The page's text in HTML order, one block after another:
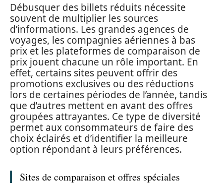
Débusquer des billets réduits nécessite
souvent de multiplier les sources
d’informations. Les grandes agences de
voyages, les compagnies aériennes à bas
prix et les plateformes de comparaison de
prix jouent chacune un rôle important. En
effet, certains sites peuvent offrir des
promotions exclusives ou des réductions
lors de certaines périodes de l’année, tandis
que d’autres mettent en avant des offres
groupées attrayantes. Ce type de diversité
permet aux consommateurs de faire des
choix éclairés et d’identifier la meilleure
option répondant à leurs préférences.
Sites de comparaison et offres spéciales